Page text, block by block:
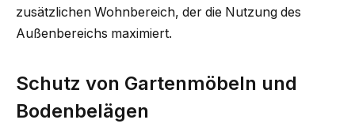
zusätzlichen Wohnbereich, der die Nutzung des
Außenbereichs maximiert.
Schutz von Gartenmöbeln und
Bodenbelägen